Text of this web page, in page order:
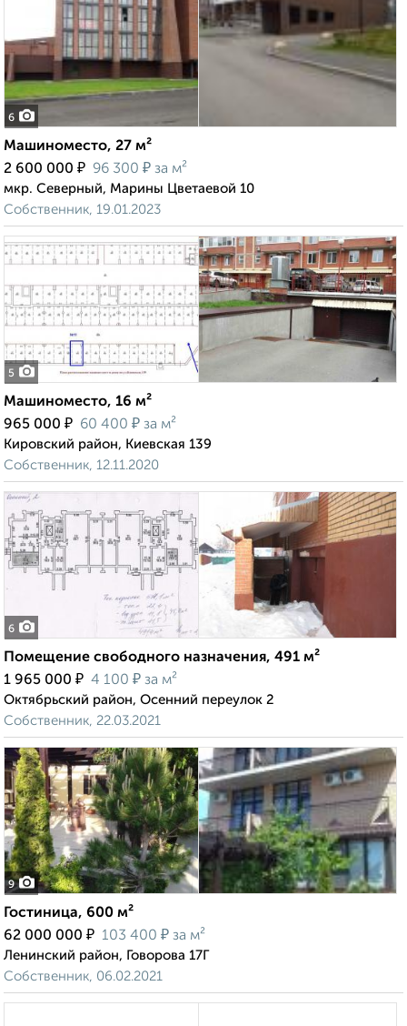
6
Машиноместо, 27 м²
2 600 000 ₽ 96 300 ₽ за м²
мкр. Северный, Марины Цветаевой 10
Собственник, 19.01.2023
5
Машиноместо, 16 м²
965 000 ₽ 60 400 ₽ за м²
Кировский район, Киевская 139
Собственник, 12.11.2020
6
Помещение свободного назначения, 491 м²
1 965 000 ₽ 4 100 ₽ за м²
Октябрьский район, Осенний переулок 2
Собственник, 22.03.2021
9
Гостиница, 600 м²
62 000 000 ₽ 103 400 ₽ за м²
Ленинский район, Говорова 17Г
Собственник, 06.02.2021